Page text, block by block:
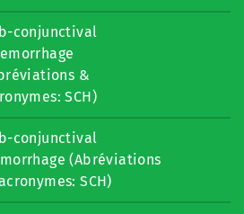
conjunctival
&
SCH)
conjunctival
(Abréviations
SCH)